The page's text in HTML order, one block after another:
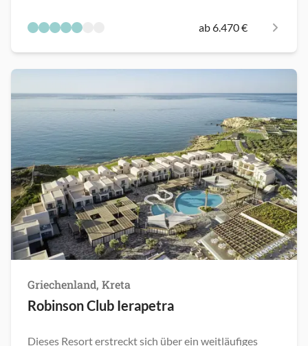
ab 6.470 €
Griechenland, Kreta
Robinson Club Ierapetra
Dieses Resort erstreckt sich über ein weitläufiges